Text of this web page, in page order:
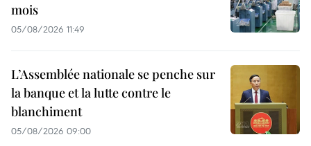
mois
05/08/2026 11:49
L’Assemblée nationale se penche sur
la banque et la lutte contre le
blanchiment
05/08/2026 09:00